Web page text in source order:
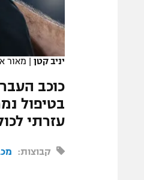
לוח דרושים – ג'ובנט
תגיות
יניב קטן | מאור
כוכב
בטיפול
עזרתי
קבוצות: